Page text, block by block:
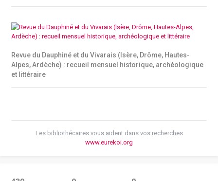
Revue du Dauphiné et du Vivarais (Isère, Drôme, Hautes-
Alpes, Ardèche) : recueil mensuel historique, archéologique
et littéraire
Les bibliothécaires vous aident dans vos recherches
www.eurekoi.org